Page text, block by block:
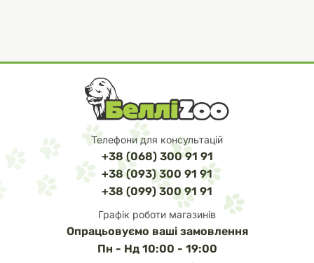
Телефони для консультацій
+38 (068) 300 91 91
+38 (093) 300 91 91
+38 (099) 300 91 91
Графік роботи магазинів
Опрацьовуємо ваші замовлення
Пн - Нд 10:00 - 19:00